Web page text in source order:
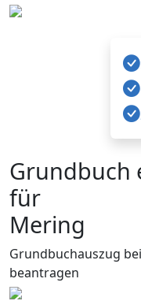
Grundbuch
für
Mering
Grundbuchauszug
beantragen